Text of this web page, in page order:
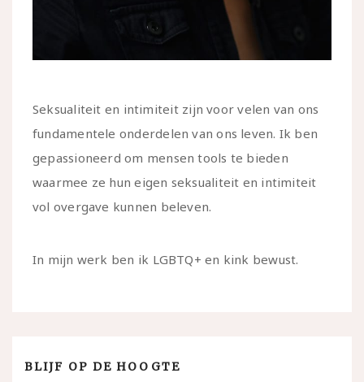
Seksualiteit en intimiteit zijn voor velen van ons
fundamentele onderdelen van ons leven. Ik ben
gepassioneerd om mensen tools te bieden
waarmee ze hun eigen seksualiteit en intimiteit
vol overgave kunnen beleven.
In mijn werk ben ik LGBTQ+ en kink bewust.
BLIJF OP DE HOOGTE